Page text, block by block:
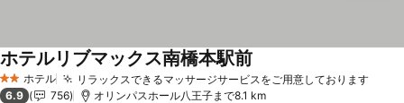
2 ホテルのランク
ホテル リラックスできるマッサージサービスをご用意しております
ホテルリブマックス南橋本駅前
6.9 756 オリンパスホール八王子まで8.1 km